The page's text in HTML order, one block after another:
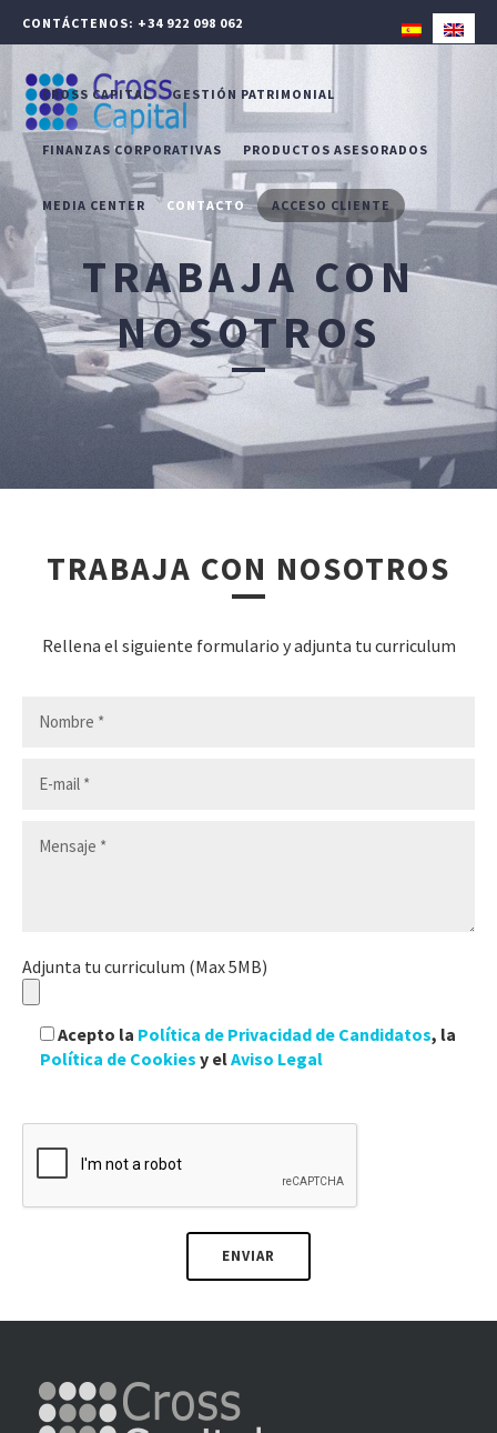
CONTÁCTENOS: +34 922 098 062
CROSS CAPITAL GESTIÓN PATRIMONIAL
FINANZAS CORPORATIVAS PRODUCTOS ASESORADOS
MEDIA CENTER CONTACTO ACCESO CLIENTE
TRABAJA CON
NOSOTROS
TRABAJA CON NOSOTROS
Rellena el siguiente formulario y adjunta tu curriculum
Adjunta tu curriculum (Max 5MB)
Acepto la Política de Privacidad de Candidatos, la
Política de Cookies y elAviso Legal